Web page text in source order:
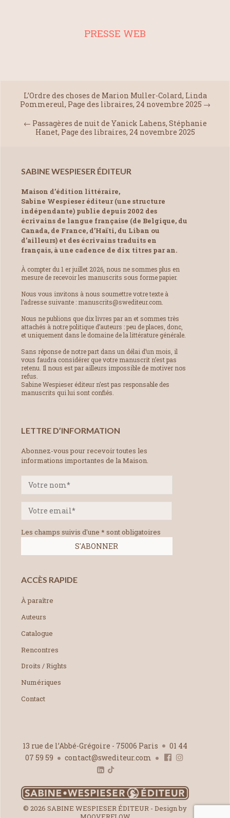
PRESSE WEB
L’Ordre des choses de Marion Muller-Colard, Linda
Pommereul, Page des libraires, 24 novembre 2025 →
← Passagères de nuit de Yanick Lahens, Stéphanie
Hanet, Page des libraires, 24 novembre 2025
SABINE WESPIESER ÉDITEUR
Maison d’édition littéraire,
Sabine Wespieser éditeur (une structure
indépendante) publie depuis 2002 des
écrivains de langue française (de Belgique, du
Canada, de France, d’Haïti, du Liban ou
d’ailleurs) et des écrivains traduits en
français, à une cadence de dix titres par an.
À compter du 1 er juillet 2026, nous ne sommes plus en
mesure de recevoir les manuscrits sous forme papier.
Nous vous invitons à nous soumettre votre texte à
l’adresse suivante : manuscrits@swediteur.com.
Nous ne publions que dix livres par an et sommes très
attachés à notre politique d’auteurs : peu de places, donc,
et uniquement dans le domaine de la littérature générale.
Sans réponse de notre part dans un délai d’un mois, il
vous faudra considérer que votre manuscrit n’est pas
retenu. Il nous est par ailleurs impossible de motiver nos
refus.
Sabine Wespieser éditeur n’est pas responsable des
manuscrits qui lui sont confiés.
LETTRE D’INFORMATION
Abonnez-vous pour recevoir toutes les
informations importantes de la Maison.
Les champs suivis d'une * sont obligatoires
ACCÈS RAPIDE
À paraître
Auteurs
Catalogue
Rencontres
Droits / Rights
Numériques
Contact
13 rue de l’Abbé-Grégoire - 75006 Paris
01 44
07 59 59
contact@swediteur.com
© 2026 SABINE WESPIESER ÉDITEUR - Design by